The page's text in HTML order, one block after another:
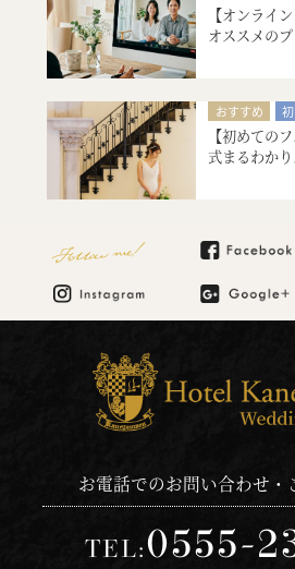
見積り相談会
引出物・婚礼
フォトウエデ
ご宿泊のご予
【オンライ
オススメの
おすすめ
会場コーディ
マタニティ・
【初めての
式まるわか
Follow me!
お電話でのお問い合わせ・
TEL:0555-